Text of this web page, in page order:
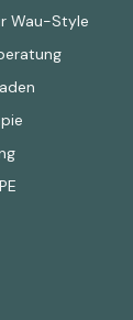
Wau-Style